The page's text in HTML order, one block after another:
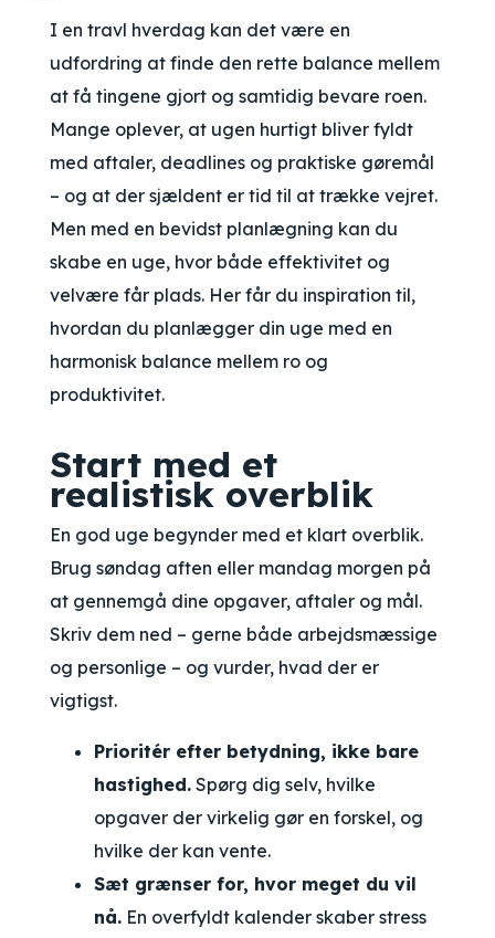
I en travl hverdag kan det være en
udfordring at finde den rette balance mellem
at få tingene gjort og samtidig bevare roen.
Mange oplever, at ugen hurtigt bliver fyldt
med aftaler, deadlines og praktiske gøremål
– og at der sjældent er tid til at trække vejret.
Men med en bevidst planlægning kan du
skabe en uge, hvor både effektivitet og
velvære får plads. Her får du inspiration til,
hvordan du planlægger din uge med en
harmonisk balance mellem ro og
produktivitet.
Start med et
realistisk overblik
En god uge begynder med et klart overblik.
Brug søndag aften eller mandag morgen på
at gennemgå dine opgaver, aftaler og mål.
Skriv dem ned – gerne både arbejdsmæssige
og personlige – og vurder, hvad der er
vigtigst.
Prioritér efter betydning, ikke bare
hastighed. Spørg dig selv, hvilke
opgaver der virkelig gør en forskel, og
hvilke der kan vente.
Sæt grænser for, hvor meget du vil
nå. En overfyldt kalender skaber stress